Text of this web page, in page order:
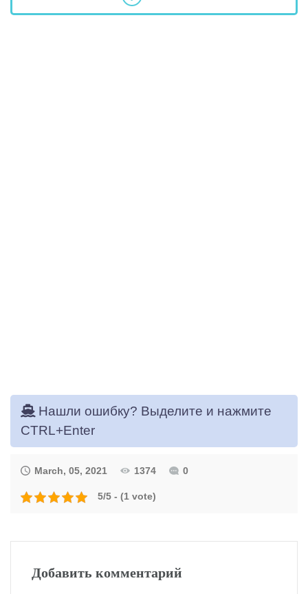
Нашли ошибку? Выделите и нажмите
CTRL+Enter
March, 05, 2021 1374 0
5/5 - (1 vote)
Добавить комментарий